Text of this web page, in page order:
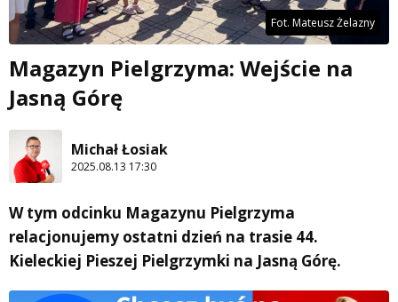
Fot. Mateusz Żelazny
Magazyn Pielgrzyma: Wejście na
Jasną Górę
Michał Łosiak
2025.08.13 17:30
W tym odcinku Magazynu Pielgrzyma
relacjonujemy ostatni dzień na trasie 44.
Kieleckiej Pieszej Pielgrzymki na Jasną Górę.